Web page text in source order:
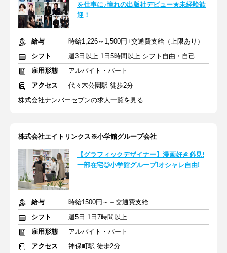
を仕事に♪憧れの出版社デビュー★未経験歓
迎！
給与
時給1,226～1,500円+交通費支給（上限あり）
シフト
週3日以上 1日5時間以上 シフト自由・自己申告
雇用形態
アルバイト・パート
アクセス
代々木公園駅 徒歩2分
株式会社ナンバーセブンの求人一覧を見る
株式会社エイトリンクス※小学館グループ会社
【グラフィックデザイナー】漫画好き必見!
一部在宅◎小学館グループ!オシャレ自由!
給与
時給1500円～＋交通費支給
シフト
週5日 1日7時間以上
雇用形態
アルバイト・パート
アクセス
神保町駅 徒歩2分